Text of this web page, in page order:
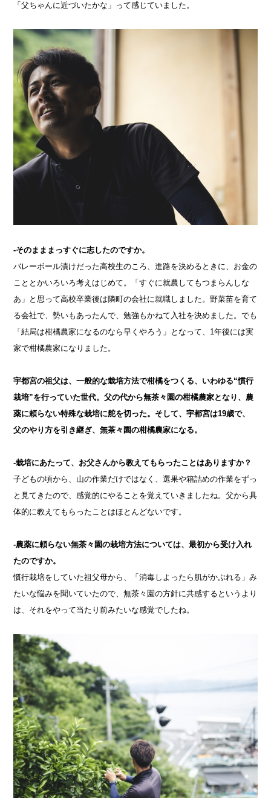
「父ちゃんに近づいたかな」って感じていました。
-そのまままっすぐに志したのですか。
バレーボール漬けだった高校生のころ、進路を決めるときに、お金の
こととかいろいろ考えはじめて。「すぐに就農してもつまらんしな
あ」と思って高校卒業後は隣町の会社に就職しました。野菜苗を育て
る会社で、勢いもあったんで、勉強もかねて入社を決めました。でも
「結局は柑橘農家になるのなら早くやろう」となって、1年後には実
家で柑橘農家になりました。
宇都宮の祖父は、一般的な栽培方法で柑橘をつくる、いわゆる“慣行
栽培”を行っていた世代。父の代から無茶々園の柑橘農家となり、農
薬に頼らない特殊な栽培に舵を切った。そして、宇都宮は19歳で、
父のやり方を引き継ぎ、無茶々園の柑橘農家になる。
-栽培にあたって、お父さんから教えてもらったことはありますか？
子どもの頃から、山の作業だけではなく、選果や箱詰めの作業をずっ
と見てきたので、感覚的にやることを覚えていきましたね。父から具
体的に教えてもらったことはほとんどないです。
-農薬に頼らない無茶々園の栽培方法については、最初から受け入れ
たのですか。
慣行栽培をしていた祖父母から、「消毒しよったら肌がかぶれる」み
たいな悩みを聞いていたので、無茶々園の方針に共感するというより
は、それをやって当たり前みたいな感覚でしたね。